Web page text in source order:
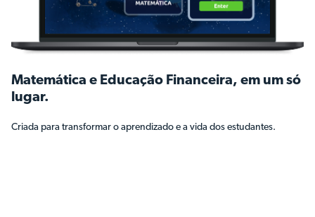
Matemática e Educação Financeira, em um só
lugar.
Criada para transformar o aprendizado e a vida dos estudantes.